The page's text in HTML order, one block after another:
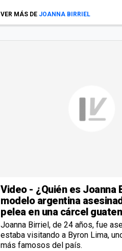
VER MÁS DE JOANNA BIRRIEL
Video - ¿Quién es Joanna
modelo argentina
pelea en una cárcel
Joanna Birriel, de 24 años, fue
estaba visitando a Byron Lima,
más famosos del país.